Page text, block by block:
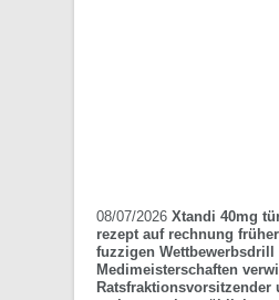
08/07/2026 Xtandi 40mg
rezept auf rechnung
fuzzigen
Medimeisterschaften
Ratsfraktionsvorsitzender